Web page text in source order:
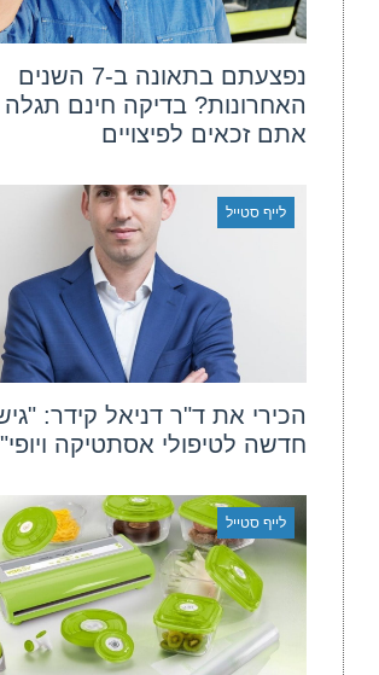
נפצעתם בתאונה ב-7 השנים
האחרונות? בדיקה חינם
אתם זכאים לפיצויים
לייף סטייל
הכירי את ד"ר דניאל קידר:
חדשה לטיפולי אסתטיקה ויופי"
לייף סטייל